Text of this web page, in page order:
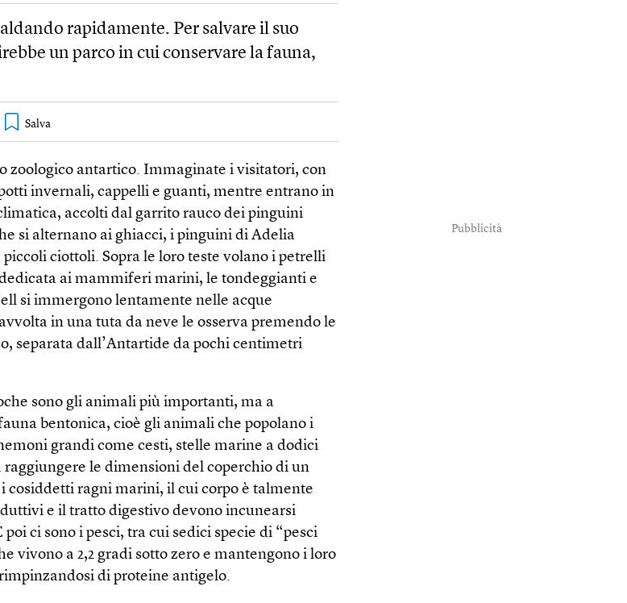
rapidamente. Per salvare il suo
un parco in cui conservare la fauna,
zoologico antartico. Immaginate i visitatori, con
invernali, cappelli e guanti, mentre entrano in
accolti dal garrito rauco dei pinguini
si alternano ai ghiacci, i pinguini di Adelia
ciottoli. Sopra le loro teste volano i petrelli
ai mammiferi marini, le tondeggianti e
si immergono lentamente nelle acque
in una tuta da neve le osserva premendo le
separata dall’Antartide da pochi centimetri
sono gli animali più importanti, ma a
bentonica, cioè gli animali che popolano i
grandi come cesti, stelle marine a dodici
raggiungere le dimensioni del coperchio di un
cosiddetti ragni marini, il cui corpo è talmente
e il tratto digestivo devono incunearsi
ci sono i pesci, tra cui sedici specie di “pesci
vivono a 2,2 gradi sotto zero e mantengono i loro
di proteine antigelo.
Pubblicità